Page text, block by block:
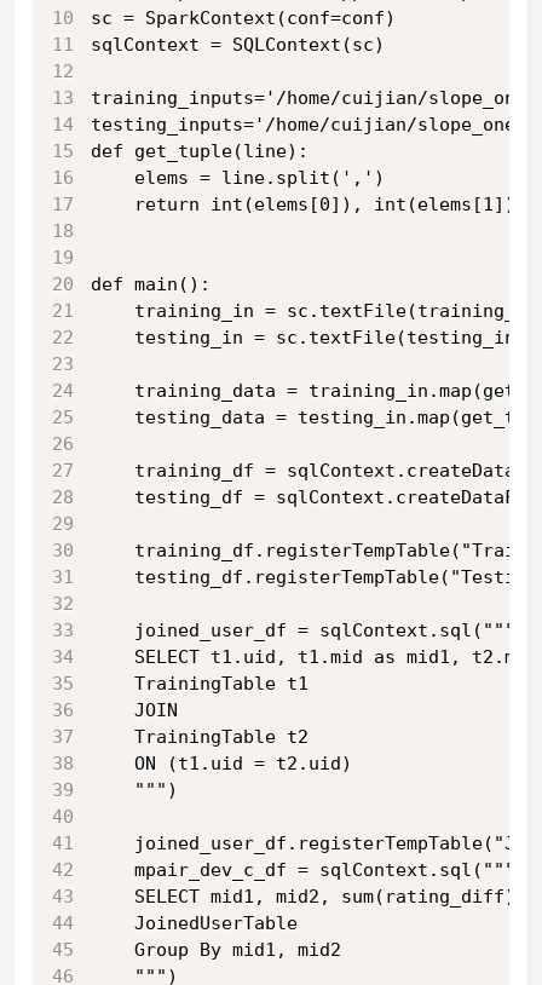
sc = SparkContext(conf=conf)
sqlContext = SQLContext(sc)
training_inputs='/home/cuijian/
testing_inputs='/home/cuijian/
def get_tuple(line):
    elems = line.split(',')
return int(elems[0]), int(elems[1]),
def main():
training_in =
testing_in =
training_data =
testing_data =
training_df =
testing_df =
    joined_user_df = sqlContext.sql("""
SELECT t1.uid, t1.mid as mid1,
    TrainingTable t1
    JOIN
    TrainingTable t2
    ON (t1.uid = t2.uid)
    """)
    mpair_dev_c_df = sqlContext.sql("""
SELECT mid1, mid2, sum(rating_diff)/
    JoinedUserTable
    Group By mid1, mid2
    """)